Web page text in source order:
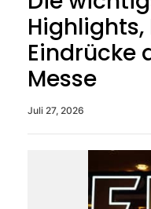
Eindrücke
Messe
Juli 27, 2026